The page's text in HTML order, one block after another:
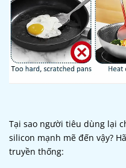
Tại sao người tiêu dùng lại
silicon mạnh mẽ đến vậy?
truyền thống: